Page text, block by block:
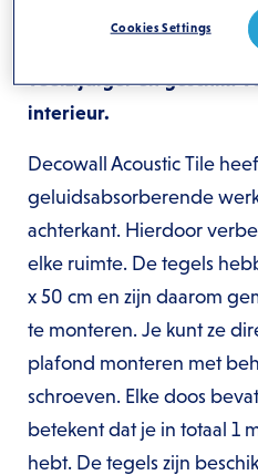
geheel worden gebruikt,
decoratie fungeert. Dit
veelzijdiger en geschikt
interieur.
Decowall Acoustic Tile
geluidsabsorberende
achterkant. Hierdoor
elke ruimte. De tegels
x 50 cm en zijn daarom
te monteren. Je kunt ze
plafond monteren met
schroeven. Elke doos
betekent dat je in totaal 1
hebt. De tegels zijn
Cookies Settings